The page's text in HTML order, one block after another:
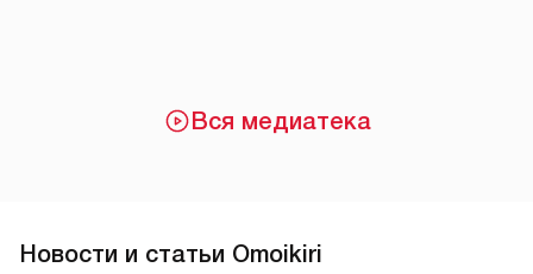
Вся медиатека
Новости и статьи Omoikiri